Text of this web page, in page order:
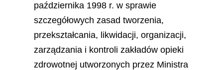
października 1998 r. w sprawie
szczegółowych zasad tworzenia,
przekształcania, likwidacji, organizacji,
zarządzania i kontroli zakładów opieki
zdrowotnej utworzonych przez Ministra